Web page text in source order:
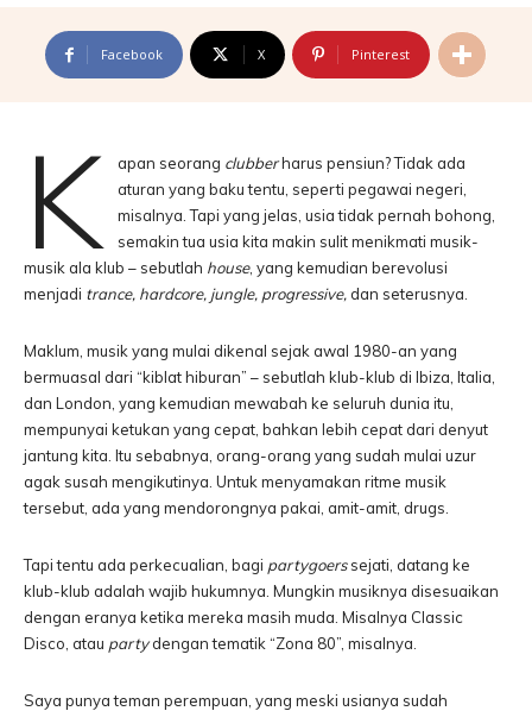
Facebook X Pinterest
K apan seorang clubberharus pensiun? Tidak ada
aturan yang baku tentu, seperti pegawai negeri,
misalnya. Tapi yang jelas, usia tidak pernah bohong,
semakin tua usia kita makin sulit menikmati musik-
musik ala klub – sebutlah house, yang kemudian berevolusi
menjadi trance, hardcore, jungle, progressive, dan seterusnya.
Maklum, musik yang mulai dikenal sejak awal 1980-an yang
bermuasal dari “kiblat hiburan” – sebutlah klub-klub di Ibiza, Italia,
dan London, yang kemudian mewabah ke seluruh dunia itu,
mempunyai ketukan yang cepat, bahkan lebih cepat dari denyut
jantung kita. Itu sebabnya, orang-orang yang sudah mulai uzur
agak susah mengikutinya. Untuk menyamakan ritme musik
tersebut, ada yang mendorongnya pakai, amit-amit, drugs.
Tapi tentu ada perkecualian, bagi partygoerssejati, datang ke
klub-klub adalah wajib hukumnya. Mungkin musiknya disesuaikan
dengan eranya ketika mereka masih muda. Misalnya Classic
Disco, atau partydengan tematik “Zona 80”, misalnya.
Saya punya teman perempuan, yang meski usianya sudah